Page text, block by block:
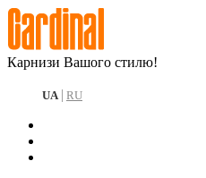
Карнизи Вашого стилю!
UA | RU